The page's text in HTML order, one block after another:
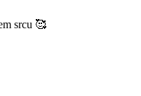
srcu 🥰